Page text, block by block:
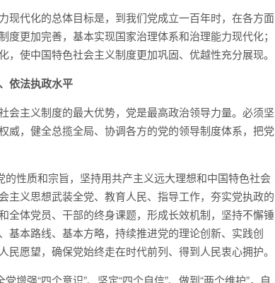
现代化的总体目标是，到我们党成立一百年时，在各方面
更加完善，基本实现国家治理体系和治理能力现代化；
使中国特色社会主义制度更加巩固、优越性充分展现。
依法执政水平
会主义制度的最大优势，党是最高政治领导力量。必须坚
，健全总揽全局、协调各方的党的领导制度体系，把党
性质和宗旨，坚持用共产主义远大理想和中国特色社会
主义思想武装全党、教育人民、指导工作，夯实党执政的
全体党员、干部的终身课题，形成长效机制，坚持不懈锤
基本路线、基本方略，持续推进党的理论创新、实践创
愿望，确保党始终走在时代前列、得到人民衷心拥护。
强“四个意识”、坚定“四个自信”、做到“两个维护”，自